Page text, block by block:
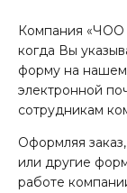
Компания «ЧОО
когда Вы
форму на нашем
электронной
сотрудникам
Оформляя
или другие
работе